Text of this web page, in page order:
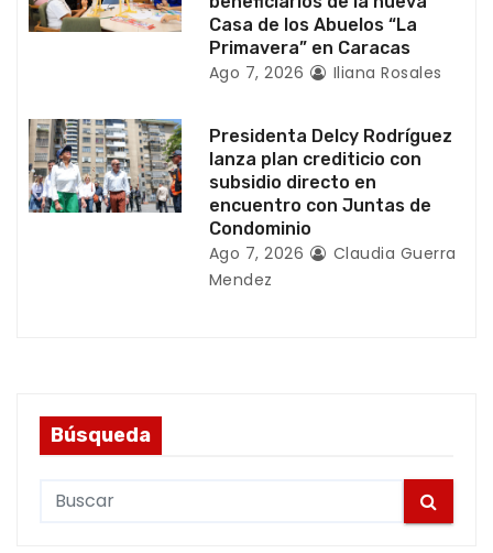
a
a
s
Casa de los Abuelos “La
Primavera” en Caracas
Ago 7, 2026 Iliana Rosales
Presidenta Delcy Rodríguez
lanza plan crediticio con
subsidio directo en
encuentro con Juntas de
Condominio
Ago 7, 2026
Claudia Guerra
Mendez
Búsqueda